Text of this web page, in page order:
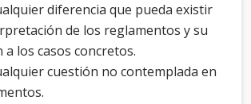
diferencia que pueda existir
de los reglamentos y su
a los casos concretos.
cuestión no contemplada en